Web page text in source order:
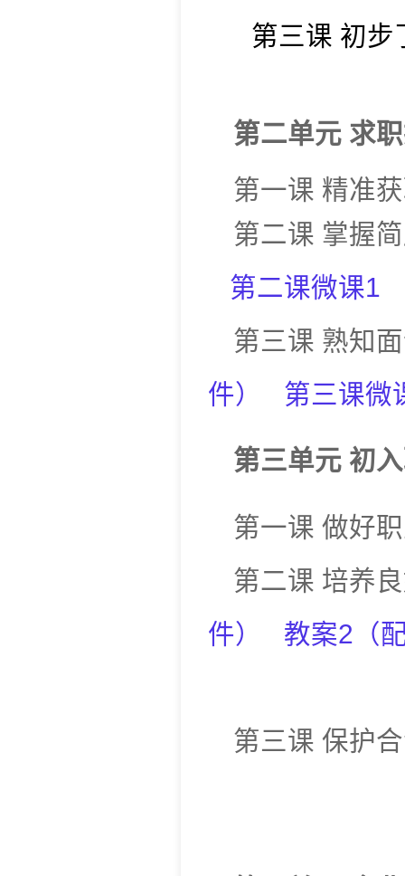
第三课 初步
第二单元 求
第一课 精准
第二课 掌握
第二课微课1
第三课 熟知
件） 第三课微
第三单元 初
第一课
第二课 培养
件） 教案2 （
第三课 保护